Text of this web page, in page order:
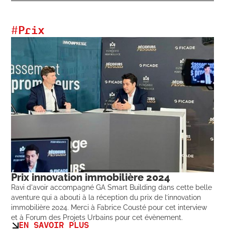
#Prix
Prix innovation immobilière 2024
Ravi d'avoir accompagné GA Smart Building dans cette belle
aventure qui a abouti à la réception du prix de l’innovation
immobilière 2024. Merci à Fabrice Cousté pour cet interview
et à Forum des Projets Urbains pour cet évènement.
EN SAVOIR PLUS